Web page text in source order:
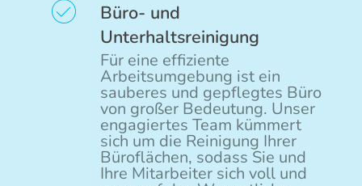
Büro- und
Unterhaltsreinigung
Für eine effiziente
Arbeitsumgebung ist ein
sauberes und gepflegtes Büro
von großer Bedeutung. Unser
engagiertes Team kümmert
sich um die Reinigung Ihrer
Büroflächen, sodass Sie und
Ihre Mitarbeiter sich voll und